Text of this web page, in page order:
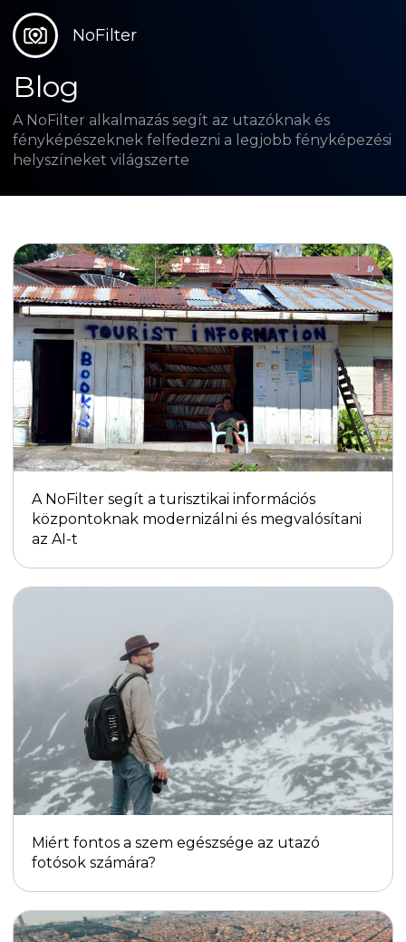
NoFilter
Blog
A NoFilter alkalmazás segít az utazóknak és
fényképészeknek felfedezni a legjobb fényképezési
helyszíneket világszerte
A NoFilter segít a turisztikai információs
központoknak modernizálni és megvalósítani
az AI-t
Miért fontos a szem egészsége az utazó
fotósok számára?